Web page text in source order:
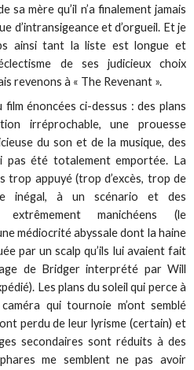
sa mère qu’il n’a finalement jamais
d’intransigeance et d’orgueil. Et je
ainsi tant la liste est longue et
de ses judicieux choix
revenons à « The Revenant ».
énoncées ci-dessus : des plans
irréprochable, une prouesse
du son et de la musique, des
pas été totalement emportée. La
trop appuyé (trop d’excès, trop de
inégal, à un scénario et des
extrêmement manichéens (le
médiocrité abyssale dont la haine
par un scalp qu’ils lui avaient fait
de Bridger interprété par Will
Les plans du soleil qui perce à
qui tournoie m’ont semblé
perdu de leur lyrisme (certain) et
secondaires sont réduits à des
me semblent ne pas avoir